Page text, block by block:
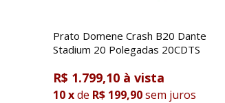
Prato Domene Crash B20 Dante
Stadium 20 Polegadas 20CDTS
R$ 1.799,10
10xde R$ 199,90sem juros